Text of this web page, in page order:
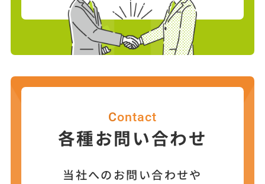
Contact
各種お問い合わせ
当社へのお問い合わせや